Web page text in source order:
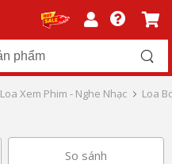
Loa Xem Phim - Nghe Nhạc Loa
So sánh